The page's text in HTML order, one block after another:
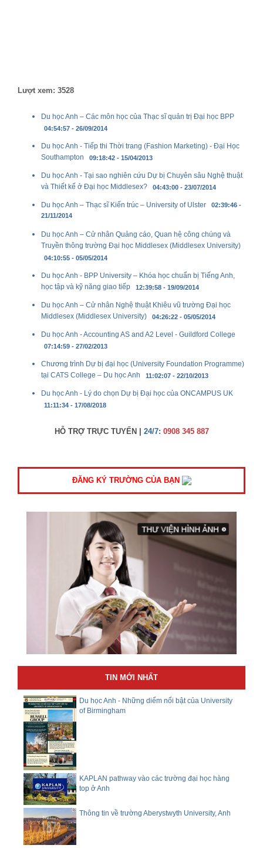
Lượt xem: 3528
Du học Anh – Các môn học của Thạc sĩ quản trị Đại học BPP
04:54:57 - 26/09/2014
Du học Anh - Tiếp thi Thời trang (Fashion Marketing) - Đại Học
Southampton 09:18:42 - 15/04/2013
Du học Anh - Tại sao nghiên cứu Dự bị Chuyên sâu Nghệ thuật
và Thiết kế ở Đại học Middlesex? 04:43:00 - 23/07/2014
Du học Anh – Thạc sĩ Kiến trúc – University of Ulster 02:39:46 -
21/11/2014
Du học Anh – Cử nhân Quảng cáo, Quan hệ công chúng và
Truyền thông trường Đại học Middlesex (Middlesex University)
04:10:55 - 05/05/2014
Du học Anh - BPP University – Khóa học chuẩn bị Tiếng Anh,
học tập và kỹ năng giao tiếp 12:39:58 - 19/09/2014
Du học Anh – Cử nhân Nghệ thuật Khiêu vũ trường Đại học
Middlesex (Middlesex University) 04:26:22 - 05/05/2014
Du học Anh - Accounting AS and A2 Level - Guildford College
07:14:59 - 27/02/2013
Chương trình Dự bị đại học (University Foundation Programme)
tại CATS College – Du học Anh 11:02:07 - 22/10/2013
Du học Anh - Lý do chọn Dự bị Đại học của ONCAMPUS UK
11:11:34 - 17/08/2018
HỖ TRỢ TRỰC TUYẾN | 24/7: 0908 345 887
ĐĂNG KÝ TRƯỜNG CỦA BẠN
TIN MỚI NHẤT
Du học Anh - Những diểm nổi bật của University
of Birmingham
KAPLAN pathway vào các trường đại học hàng
top ở Anh
Thông tin về trường Aberystwyth University, Anh